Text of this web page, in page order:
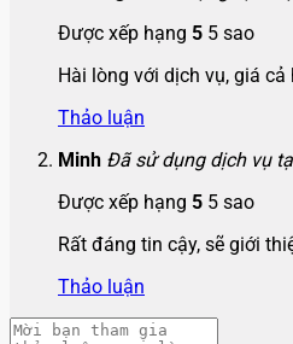
Được xếp hạng 5 5 sao
Hài lòng với dịch vụ, giá cả
Thảo luận
Minh Đã sử dụng dịch vụ
Được xếp hạng 5 5 sao
Rất đáng tin cậy, sẽ giới
Thảo luận